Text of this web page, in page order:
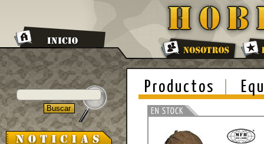
Productos